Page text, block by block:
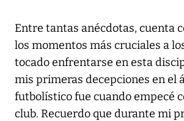
Entre tantas anécdotas, cuenta
los momentos más cruciales a
tocado enfrentarse en esta
mis primeras decepciones en el
futbolístico fue cuando empecé
club. Recuerdo que durante mi